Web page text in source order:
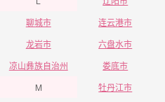
聊城市
连云港市
龙岩市
六盘水市
凉山彝族自治州
娄底市
M
牡丹江市